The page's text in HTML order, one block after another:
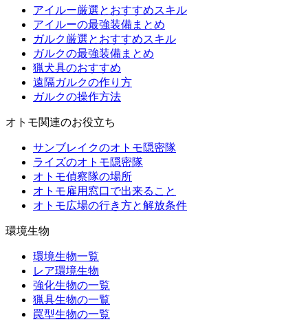
アイルー厳選とおすすめスキル
アイルーの最強装備まとめ
ガルク厳選とおすすめスキル
ガルクの最強装備まとめ
猟犬具のおすすめ
遠隔ガルクの作り方
ガルクの操作方法
オトモ関連のお役立ち
サンブレイクのオトモ隠密隊
ライズのオトモ隠密隊
オトモ偵察隊の場所
オトモ雇用窓口で出来ること
オトモ広場の行き方と解放条件
環境生物
環境生物一覧
レア環境生物
強化生物の一覧
猟具生物の一覧
罠型生物の一覧